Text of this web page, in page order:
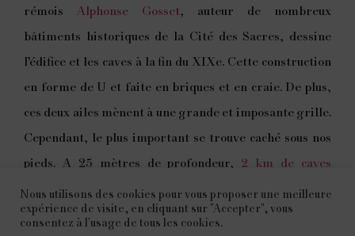
rémois Alphonse Gosset, auteur de nombreux
bâtiments historiques de la Cité des Sacres, dessine
l’édifice et les caves à la fin du XIXe. Cette construction
en forme de U et faite en briques et en craie. De plus,
ces deux ailes mènent à une grande et imposante grille.
Cependant, le plus important se trouve caché sous nos
pieds. A 25 mètres de profondeur, 2 km de caves
centenairesfaçonnées par la main de l’homme se
muent chaque année en atelier de création.
Nous utilisons des cookies pour vous proposer une meilleure
expérience de visite, en cliquant sur "Accepter", vous
consentez à l'usage de tous les cookies.